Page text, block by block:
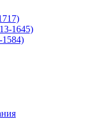
1645)